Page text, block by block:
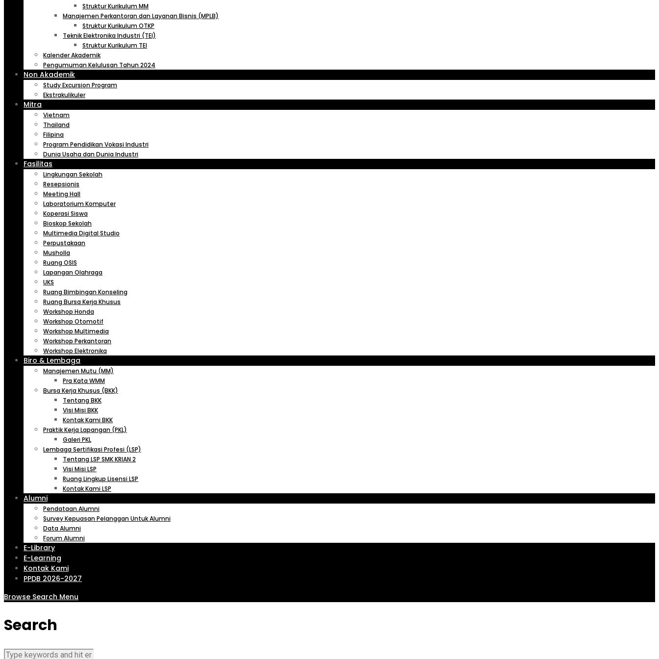
Struktur Kurikulum MM
Manajemen Perkantoran dan Layanan Bisnis (MPLB)
Struktur Kurikulum OTKP
Teknik Elektronika Industri (TEI)
Struktur Kurikulum TEI
Kalender Akademik
Pengumuman Kelulusan Tahun 2024
Non Akademik
Study Excursion Program
Ekstrakulikuler
Mitra
Vietnam
Thailand
Filipina
Program Pendidikan Vokasi Industri
Dunia Usaha dan Dunia Industri
Fasilitas
Lingkungan Sekolah
Resepsionis
Meeting Hall
Laboratorium Komputer
Koperasi Siswa
Bioskop Sekolah
Multimedia Digital Studio
Perpustakaan
Musholla
Ruang OSIS
Lapangan Olahraga
UKS
Ruang Bimbingan Konseling
Ruang Bursa Kerja Khusus
Workshop Honda
Workshop Otomotif
Workshop Multimedia
Workshop Perkantoran
Workshop Elektronika
Biro & Lembaga
Manajemen Mutu (MM)
Pra Kata WMM
Bursa Kerja Khusus (BKK)
Tentang BKK
Visi Misi BKK
Kontak Kami BKK
Praktik Kerja Lapangan (PKL)
Galeri PKL
Lembaga Sertifikasi Profesi (LSP)
Tentang LSP SMK KRIAN 2
Visi Misi LSP
Ruang Lingkup Lisensi LSP
Kontak Kami LSP
Alumni
Pendataan Alumni
Survey Kepuasan Pelanggan Untuk Alumni
Data Alumni
Forum Alumni
E-Library
E-Learning
Kontak Kami
PPDB 2026-2027
Browse Search Menu
Search